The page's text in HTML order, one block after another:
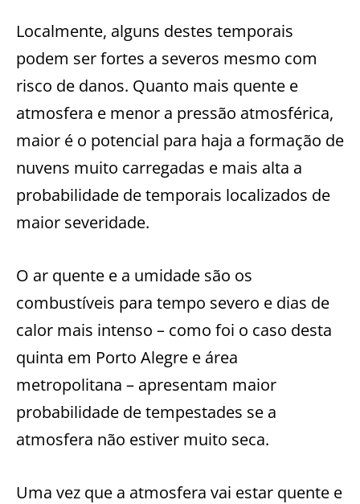
Localmente, alguns destes temporais
podem ser fortes a severos mesmo com
risco de danos. Quanto mais quente e
atmosfera e menor a pressão atmosférica,
maior é o potencial para haja a formação de
nuvens muito carregadas e mais alta a
probabilidade de temporais localizados de
maior severidade.
O ar quente e a umidade são os
combustíveis para tempo severo e dias de
calor mais intenso – como foi o caso desta
quinta em Porto Alegre e área
metropolitana – apresentam maior
probabilidade de tempestades se a
atmosfera não estiver muito seca.
Uma vez que a atmosfera vai estar quente e